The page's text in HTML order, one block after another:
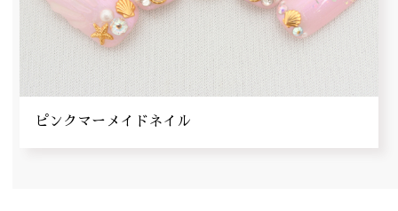
ピンクマーメイドネイル